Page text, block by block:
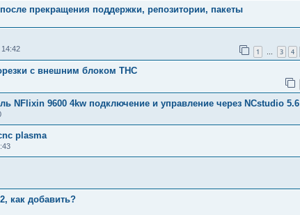
прекращения поддержки, репозитории, пакеты
14:42 1 … 3 4
с внешним блоком THC
NFlixin 9600 4kw подключение и управление через NCstudio 5.6
plasma
как добавить?